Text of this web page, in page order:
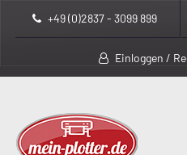
+49 (0)2837 - 3099 899
Einloggen /